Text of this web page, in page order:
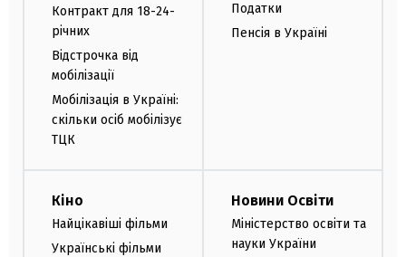
Контракт для 18-24-
річних
Відстрочка від
мобілізації
Мобілізація в Україні:
скільки осіб мобілізує
ТЦК
Податки
Пенсія в Україні
Кіно
Найцікавіші фільми
Українські фільми
Новини Освіти
Міністерство освіти та
науки України